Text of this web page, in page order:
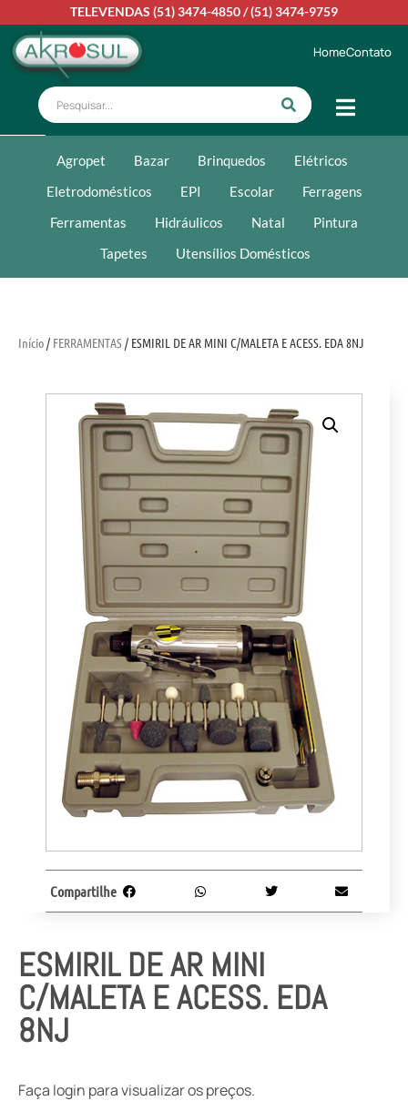
TELEVENDAS (51) 3474-4850/(51) 3474-9759
HomeContato
Agropet Bazar Brinquedos
Elétricos
Eletrodomésticos
EPI Escolar
Ferragens
Ferramentas
Hidráulicos Natal
Pintura
Tapetes
Utensílios Domésticos
Início/ FERRAMENTAS/ ESMIRIL DE AR MINI C/MALETA E ACESS. EDA 8NJ
ESMIRIL DE AR MINI
C/MALETA E ACESS. EDA
8NJ
Faça login para visualizar os preços.
Compartilhe